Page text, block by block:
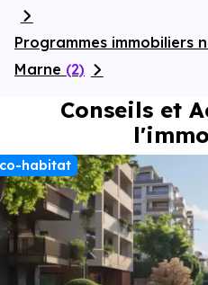
Programmes immobiliers
Marne (2)
Conseils et
habitat